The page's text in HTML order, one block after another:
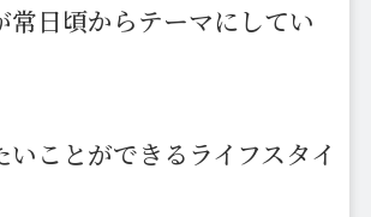
常日頃からテーマにしてい
いことができるライフスタイ